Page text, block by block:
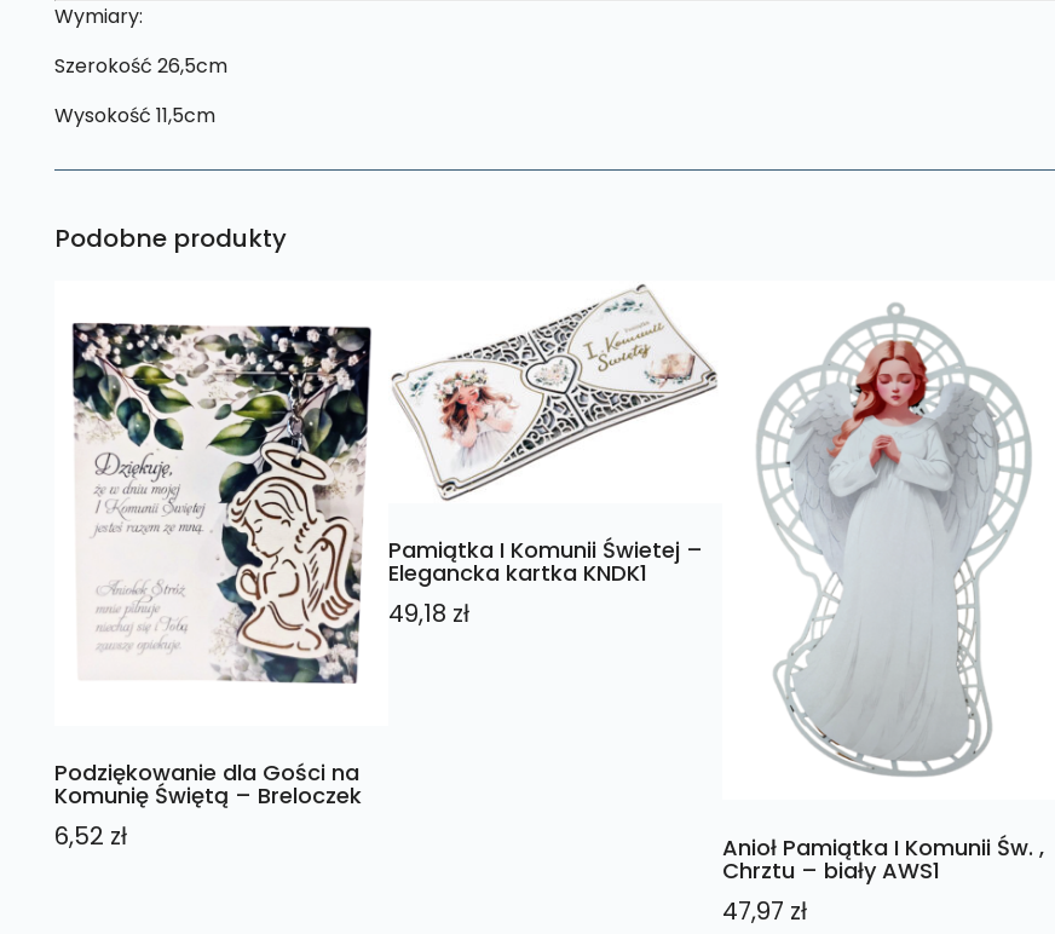
Wymiary:
Szerokość 26,5cm
Wysokość 11,5cm
Podobne produkty
Podziękowanie dla Gości na
Komunię Świętą – Breloczek
6,52 zł
Pamiątka I Komunii Świetej –
Elegancka kartka KNDK1
49,18 zł
Anioł Pamiątka I Komunii Św. ,
Chrztu – biały AWS1
47,97 zł